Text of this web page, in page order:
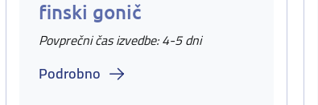
finski gonič
Povprečni čas izvedbe: 4-5 dni
Podrobno